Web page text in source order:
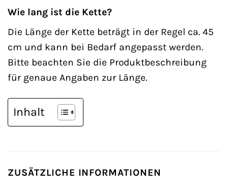
Wie lang ist die Kette?
Die Länge der Kette beträgt in der Regel ca. 45
cm und kann bei Bedarf angepasst werden.
Bitte beachten Sie die Produktbeschreibung
für genaue Angaben zur Länge.
Inhalt
ZUSÄTZLICHE INFORMATIONEN